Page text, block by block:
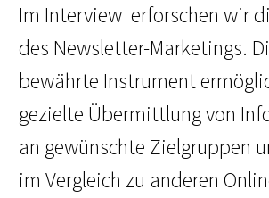
Im Interview erforschen wir
des Newsletter-Marketings.
bewährte Instrument
gezielte Übermittlung von
an gewünschte Zielgruppen
im Vergleich zu anderen